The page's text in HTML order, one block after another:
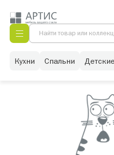
Кухни Спальни Детские